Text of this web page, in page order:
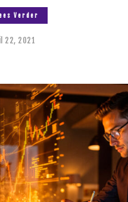
Verder
22, 2021
s
t
u
s
2
3
,
2
0
2
5